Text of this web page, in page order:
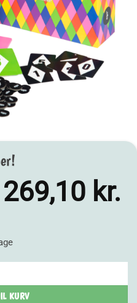
Den
oprindelige
pris
var:
299,00 kr..
269,10 kr.
KURV